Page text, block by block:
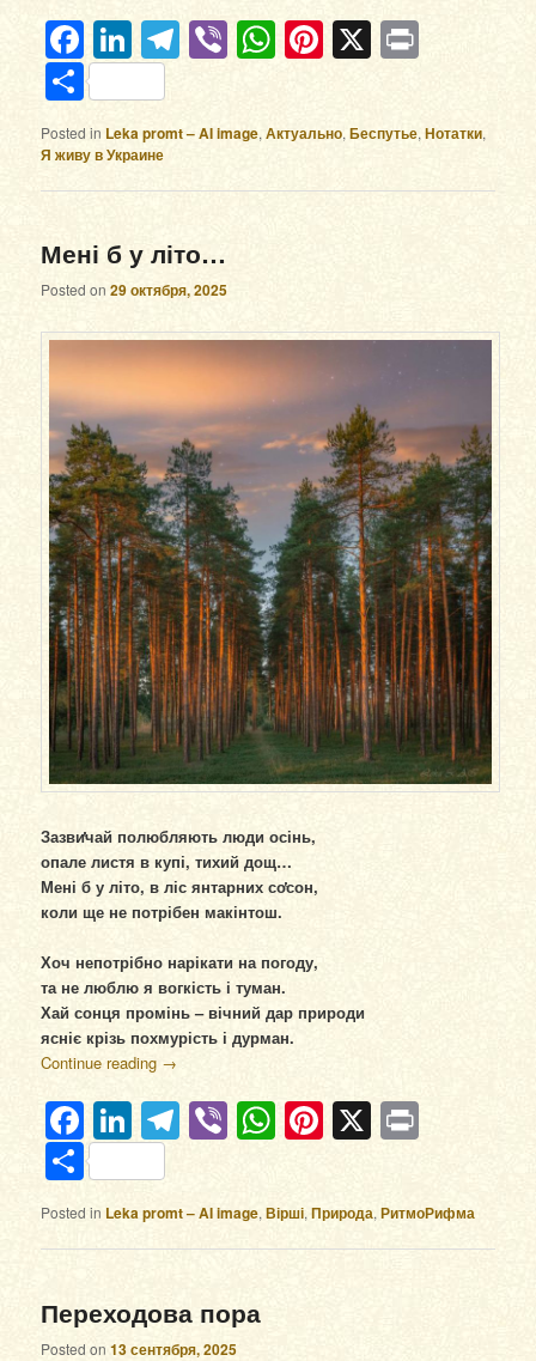
Facebook
LinkedIn
Telegram
ViberWhatsApp
Pinterest
X
Отправить
Posted in Leka promt – AI image,Актуально,Беспутье,Нотатки,
Я живу в Украине
Мені б у літо…
Posted on29 октября, 2025
Зазви̔чай полюбляють люди осінь,
опале листя в купі, тихий дощ…
Мені б у літо, в ліс янтарних со̔сон,
коли ще не потрібен макінтош.
Хоч непотрібно нарікати на погоду,
та не люблю я вогкість і туман.
Хай сонця промінь – вічний дар природи
ясніє крізь похмурість і дурман.
Continue reading →
Facebook
LinkedIn
Telegram
ViberWhatsApp
Pinterest
X
Отправить
Posted in Leka promt – AI image,Вірші,Природа,РитмоРифма
Переходова пора
Posted on13 сентября, 2025